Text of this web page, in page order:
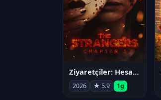
Ziyaretçiler: Hesaplaşma
2026 ★ 5.9 1g